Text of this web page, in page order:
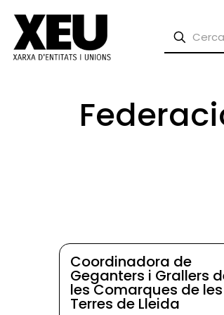
Coordinadora de
Geganters i Grallers
les Comarques de les
Terres de Lleida